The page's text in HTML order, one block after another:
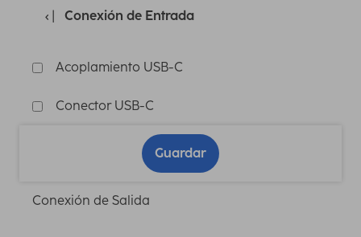
Conexión de Entrada
Acoplamiento USB-C
Conector USB-C
Guardar
Conexión de Salida